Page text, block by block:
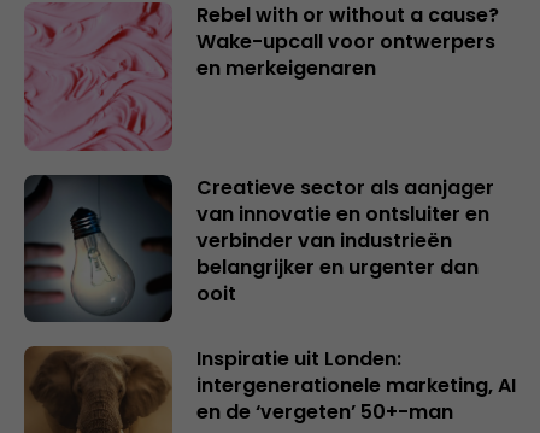
Rebel with or without a cause?
Wake-upcall voor ontwerpers
en merkeigenaren
Creatieve sector als aanjager
van innovatie en ontsluiter en
verbinder van industrieën
belangrijker en urgenter dan
ooit
Inspiratie uit Londen:
intergenerationele marketing, AI
en de ‘vergeten’ 50+-man